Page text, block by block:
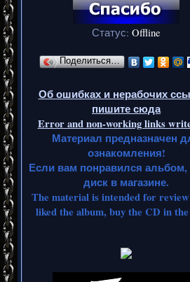
Статус: Offline
Поделиться…
Об ошибках и нерабочих
пишите сюда
Error and non-working links
Материал предназначен
ознакомления!
Если вам понравился альбом,
диск в магазине.
The material is intended for
liked the album, buy the CD in